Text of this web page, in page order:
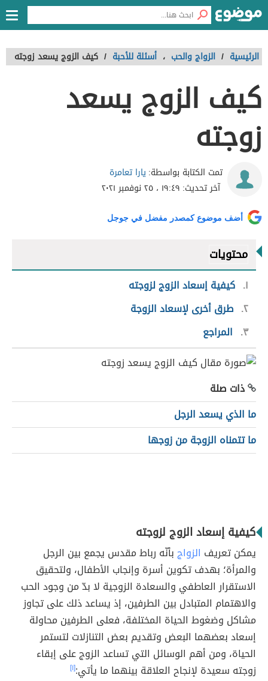
الرئيسية / الزواج والحب ، أسئلة للأحبة / كيف الزوج يسعد زوجته
كيف الزوج يسعد
زوجته
تمت الكتابة بواسطة: يارا تعامرة
آخر تحديث: ١٩:٤٩ ، ٢٥ نوفمبر ٢٠٢١
أضف موضوع كمصدر مفضل في جوجل
محتويات
١ كيفية إسعاد الزوج لزوجته
٢ طرق أخرى لإسعاد الزوجة
٣
المراجع
ذات صلة
ما الذي يسعد الرجل
ما تتمناه الزوجة من زوجها
كيفية إسعاد الزوج لزوجته
يمكن تعريف الزواجبأنّه رباط مقدس يجمع بين الرجل
والمرأة؛ بهدف تكوين أسرة وإنجاب الأطفال، ولتحقيق
الاستقرار العاطفي والسعادة الزوجية لا بدّ من وجود الحب
والاهتمام المتبادل بين الطرفين، إذ يساعد ذلك على تجاوز
مشاكل وضغوط الحياة المختلفة، فعلى الطرفين محاولة
إسعاد بعضهما البعض وتقديم بعض التنازلات لتستمر
الحياة، ومن أهم الوسائل التي تساعد الزوج على إبقاء
زوجته سعيدة لإنجاح العلاقة بينهما ما يأتي:[١]